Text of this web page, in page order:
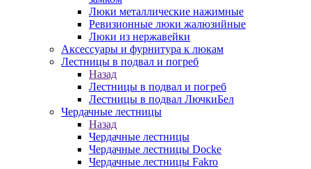
Люки металлические нажимные
Ревизионные люки жалюзийные
Люки из нержавейки
Аксессуары и фурнитура к люкам
Лестницы в подвал и погреб
Назад
Лестницы в подвал и погреб
Лестницы в подвал ЛючкиБел
Чердачные лестницы
Назад
Чердачные лестницы
Чердачные лестницы Docke
Чердачные лестницы Fakro